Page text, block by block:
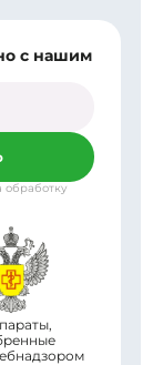
с нашим
обработку